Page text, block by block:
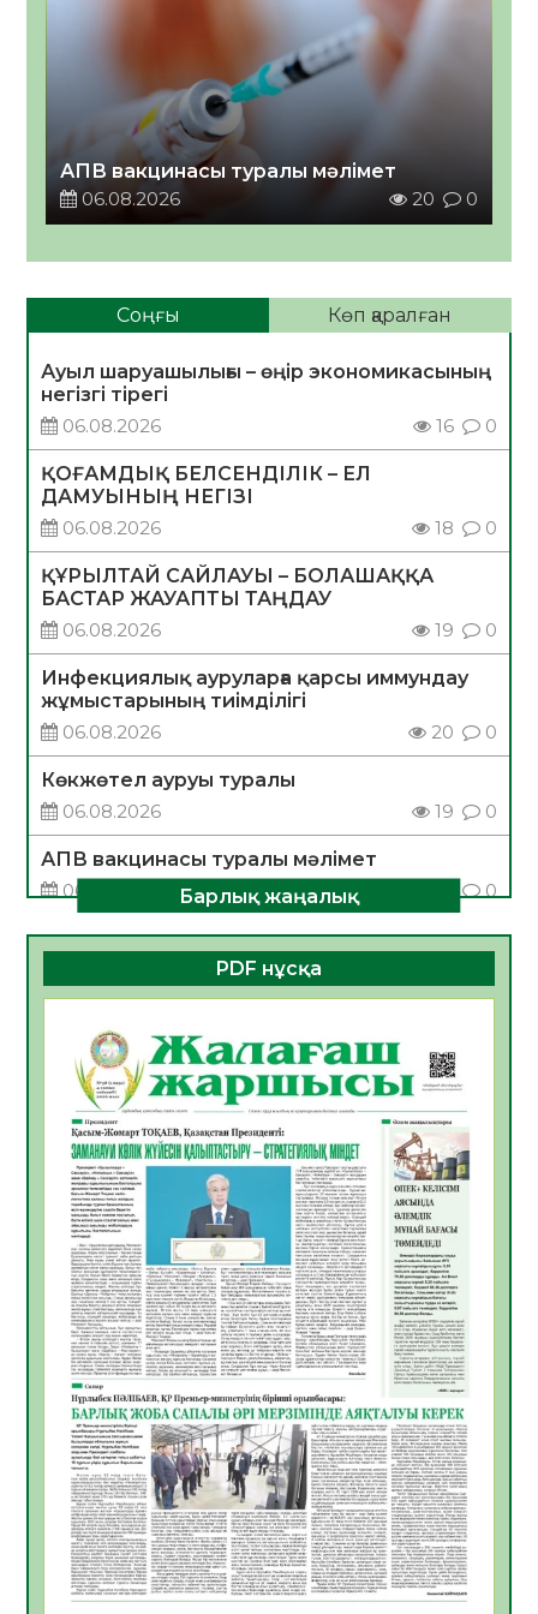
АПВ вакцинасы туралы мәлімет
06.08.2026
20 0
Соңғы Көп қаралған
Ауыл шаруашылығы – өңір экономикасының
негізгі тірегі
06.08.2026
16 0
ҚОҒАМДЫҚ БЕЛСЕНДІЛІК – ЕЛ
ДАМУЫНЫҢ НЕГІЗІ
06.08.2026
18 0
ҚҰРЫЛТАЙ САЙЛАУЫ – БОЛАШАҚҚА
БАСТАР ЖАУАПТЫ ТАҢДАУ
06.08.2026
19 0
Инфекциялық ауруларға қарсы иммундау
жұмыстарының тиімділігі
06.08.2026
20 0
Көкжөтел ауруы туралы
06.08.2026
19 0
АПВ вакцинасы туралы мәлімет
06.08.2026
0
Open Air: Қызылорда облысы полиция
департаменті 20 мыңнан астам
көрерменнің қауіпсіздігін қамтамасыз етті
ҚЫЗЫЛОРДАДА «САНАЛЫ ҰРПАҚ –
ЖАРҚЫН БОЛАШАҚ» АТТЫ КЕҢЕЙТІЛГЕН
МӘЖІЛІС ӨТТІ
05.08.2026
32
Қазақстан Орталық Азиядағы көшуге ең
қолайлы ел атанды
05.08.2026
33
Өрт қауіпсіздігі талаптарын сақтау – әр
азаматтың міндеті
05.08.2026
33
Руслан Рүстемұлы облыс әкімінің
кеңесшісі болып тағайындалды
05.08.2026
30
Цифрландыру саласын дамыту аясында
салынатын жаңа орталықтың жобасы
талқыланды
05.08.2026
30
Барлық жаңалық
PDF нұсқа